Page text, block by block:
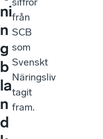
ni
n
g
b
la
n
d
från
SCB
som
Svenskt
Näringsliv
tagit
fram.